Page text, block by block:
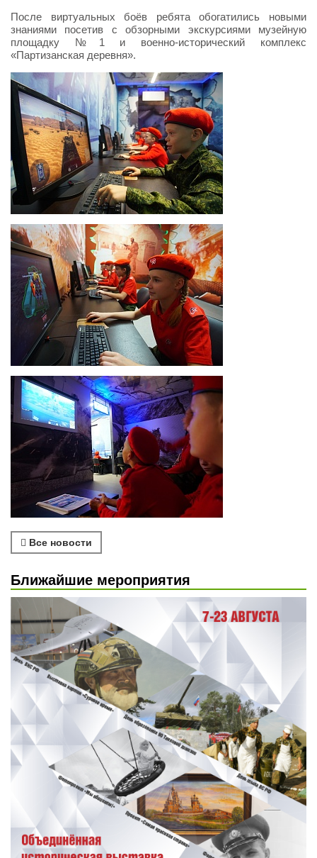
После виртуальных боёв ребята обогатились новыми
знаниями посетив с обзорными экскурсиями музейную
площадку №1 и военно-исторический комплекс
«Партизанская деревня».
Все новости
Ближайшие мероприятия